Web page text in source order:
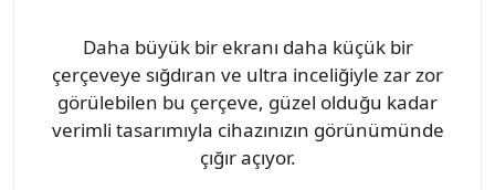
Daha büyük bir ekranı daha küçük bir
çerçeveye sığdıran ve ultra inceliğiyle zar zor
görülebilen bu çerçeve, güzel olduğu kadar
verimli tasarımıyla cihazınızın görünümünde
çığır açıyor.